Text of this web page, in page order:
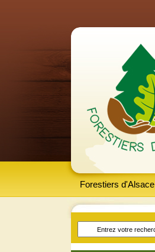
Forestiers d'Alsace